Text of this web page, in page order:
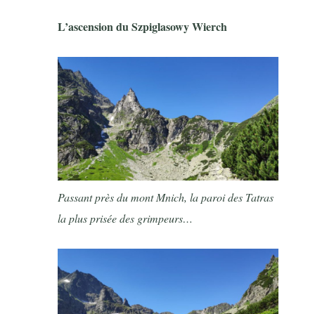
L’ascension du Szpiglasowy Wierch
Passant près du mont Mnich, la paroi des Tatras
la plus prisée des grimpeurs…